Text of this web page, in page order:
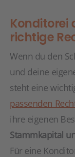
Konditorei
richtige
Wenn du den
und deine
steht eine
passenden
ihre eigenen
Stammkapital
Für eine